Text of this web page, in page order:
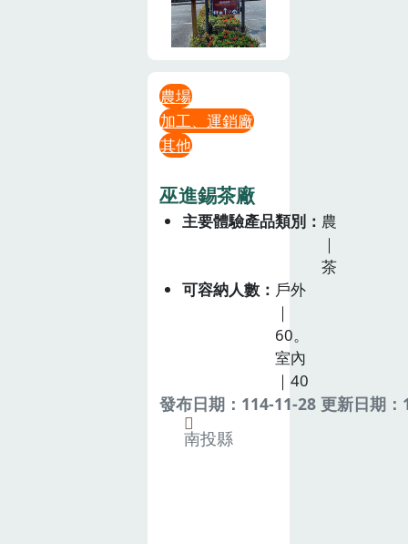
農場
加工、運銷廠
其他
巫進錫茶廠
主要體驗產品類別
農
｜
茶
可容納人數
戶外
｜
60。
室內
｜40
發布日期：114-11-28 更新日期
南投縣